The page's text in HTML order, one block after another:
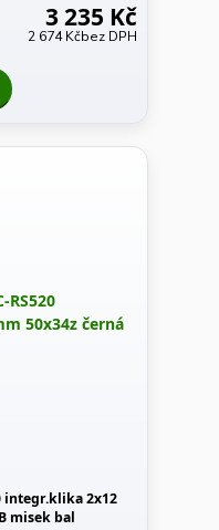
3 235 Kč
2 674 Kčbez DPH
integr.klika 2x12
misek bal